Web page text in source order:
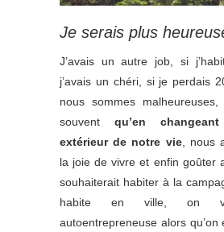
Je serais plus
J’avais un autre job, si
j’avais un chéri, si je perdais
nous sommes
souvent qu’en
extérieur de notre vie, nous
la joie de vivre et enfin goûter
souhaiterait habiter à la
habite en ville, on
autoentrepreneuse alors qu’on